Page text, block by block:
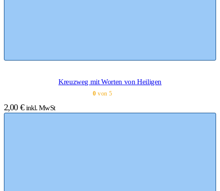
Kreuzweg mit Worten von Heiligen
0 von 5
2,00 € inkl. MwSt